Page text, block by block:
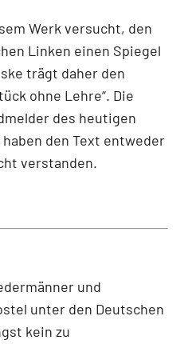
Werk versucht, den
Linken einen Spiegel
trägt daher den
ohne Lehre“. Die
des heutigen
den Text entweder
verstanden.
und
unter den Deutschen
kein zu